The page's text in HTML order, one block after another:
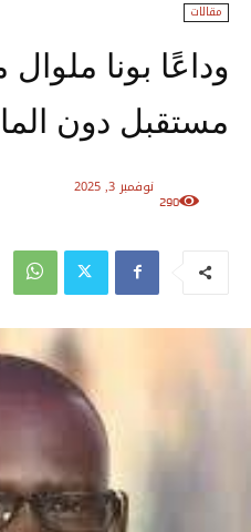
مقالات
وداعًا بونا
مستقبل دون
نوفمبر 3, 2025
290